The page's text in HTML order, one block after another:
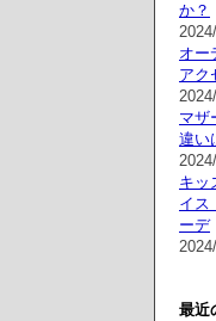
か？
オー
アク
マザ
違い
キッ
イス
ーデ
最近